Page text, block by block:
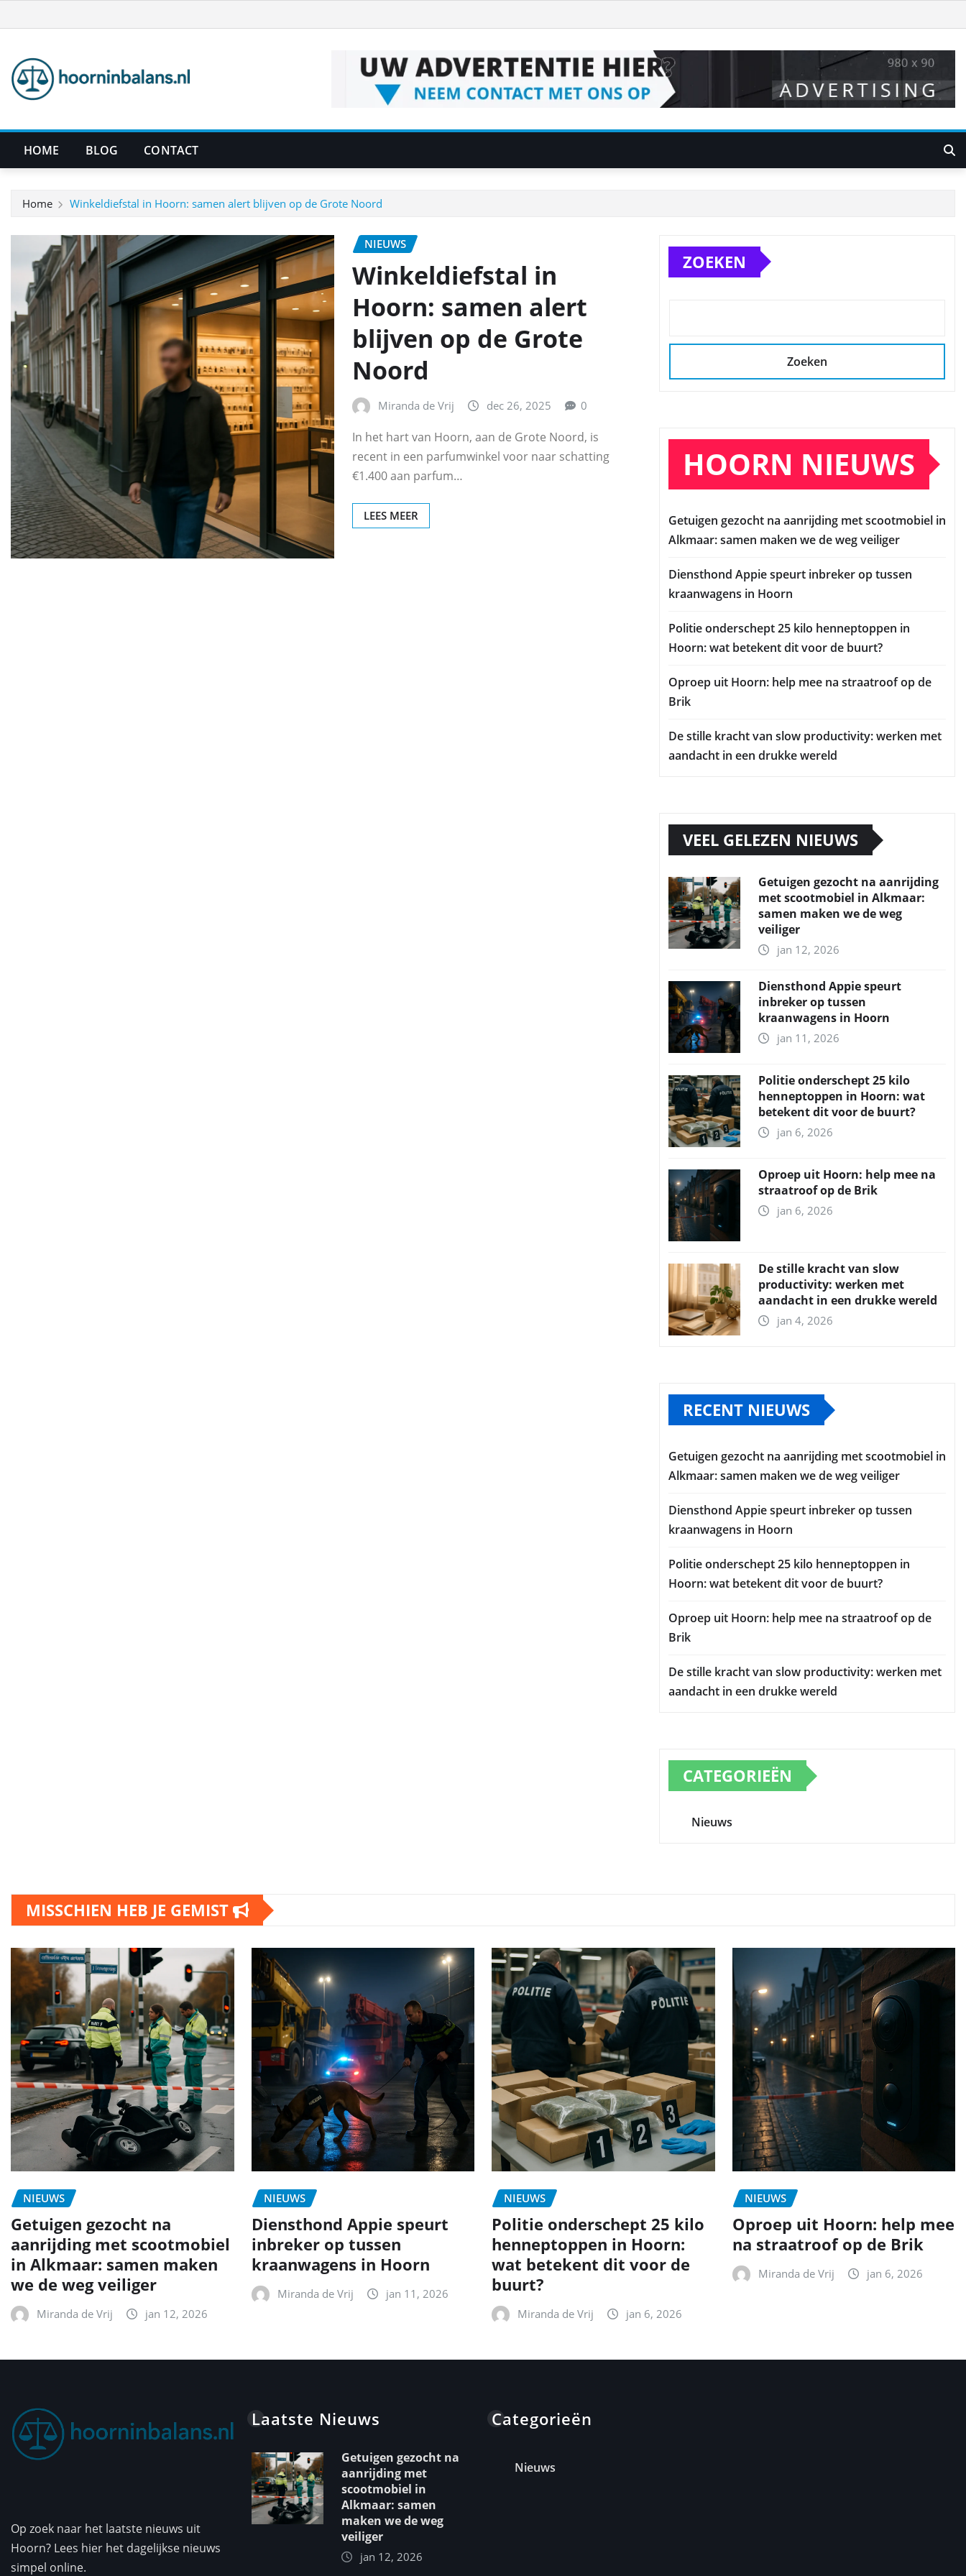
naar
inhoud
HOME BLOG CONTACT
Home Winkeldiefstal in Hoorn: samen alert blijven op de Grote Noord
NIEUWS
Winkeldiefstal in
Hoorn: samen alert
blijven op de Grote
Noord
Miranda de Vrij dec 26, 2025 0
In het hart van Hoorn, aan de Grote Noord, is
recent in een parfumwinkel voor naar schatting
€1.400 aan parfum…
LEES MEER
ZOEKEN
Zoeken
HOORN NIEUWS
Getuigen gezocht na aanrijding met scootmobiel in
Alkmaar: samen maken we de weg veiliger
Diensthond Appie speurt inbreker op tussen
kraanwagens in Hoorn
Politie onderschept 25 kilo henneptoppen in
Hoorn: wat betekent dit voor de buurt?
Oproep uit Hoorn: help mee na straatroof op de
Brik
De stille kracht van slow productivity: werken met
aandacht in een drukke wereld
VEEL GELEZEN NIEUWS
Getuigen gezocht na aanrijding
met scootmobiel in Alkmaar:
samen maken we de weg
veiliger
jan 12, 2026
Diensthond Appie speurt
inbreker op tussen
kraanwagens in Hoorn
jan 11, 2026
Politie onderschept 25 kilo
henneptoppen in Hoorn: wat
betekent dit voor de buurt?
jan 6, 2026
Oproep uit Hoorn: help mee na
straatroof op de Brik
jan 6, 2026
De stille kracht van slow
productivity: werken met
aandacht in een drukke wereld
jan 4, 2026
RECENT NIEUWS
Getuigen gezocht na aanrijding met scootmobiel in
Alkmaar: samen maken we de weg veiliger
Diensthond Appie speurt inbreker op tussen
kraanwagens in Hoorn
Politie onderschept 25 kilo henneptoppen in
Hoorn: wat betekent dit voor de buurt?
Oproep uit Hoorn: help mee na straatroof op de
Brik
De stille kracht van slow productivity: werken met
aandacht in een drukke wereld
CATEGORIEËN
Nieuws
MISSCHIEN HEB JE GEMIST
NIEUWS
Getuigen gezocht na
aanrijding met scootmobiel
in Alkmaar: samen maken
we de weg veiliger
Miranda de Vrij jan 12, 2026
NIEUWS
Diensthond Appie speurt
inbreker op tussen
kraanwagens in Hoorn
Miranda de Vrij jan 11, 2026
NIEUWS
Politie onderschept 25 kilo
henneptoppen in Hoorn:
wat betekent dit voor de
buurt?
Miranda de Vrij jan 6, 2026
NIEUWS
Oproep uit Hoorn: help mee
na straatroof op de Brik
Miranda de Vrij jan 6, 2026
Op zoek naar het laatste nieuws uit
Hoorn? Lees hier het dagelijkse nieuws
simpel online.
Laatste Nieuws
Getuigen gezocht na
aanrijding met
scootmobiel in
Alkmaar: samen
maken we de weg
veiliger
jan 12, 2026
Categorieën
Nieuws